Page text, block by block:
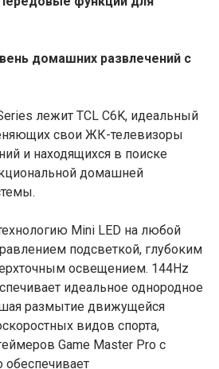
домашних развлечений с
лежит TCL C6K, идеальный
свои ЖК-телевизоры
и находящихся в поиске
домашней
Mini LED на любой
подсветкой, глубоким
освещением. 144Hz
идеальное однородное
размытие движущейся
видов спорта,
Game Master Pro с
обеспечивает